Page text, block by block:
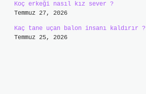
Koç erkeği nasıl kız sever ?
Temmuz 27, 2026
Kaç tane uçan balon insanı kaldırır ?
Temmuz 25, 2026